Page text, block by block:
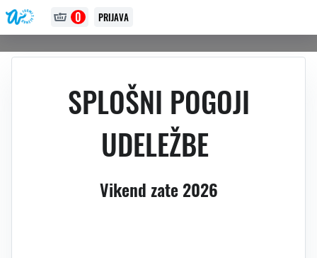
0 PRIJAVA
SPLOŠNI POGOJI
UDELEŽBE
Vikend zate 2026